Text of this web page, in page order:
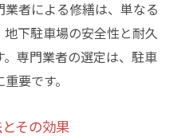
者による修繕は、単なる
下駐車場の安全性と耐久
専門業者の選定は、駐車
要です。
その効果